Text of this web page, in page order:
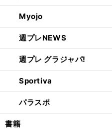
Myojo
週プレNEWS
週プレ グラジャパ!
Sportiva
パラスポ
書籍